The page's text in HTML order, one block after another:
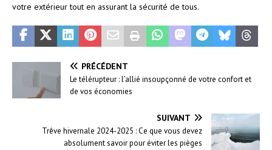
votre extérieur tout en assurant la sécurité de tous.
PRÉCÉDENT
Le télérupteur : l’allié insoupçonné de votre confort et
de vos économies
SUIVANT
Trêve hivernale 2024-2025 : Ce que vous devez
absolument savoir pour éviter les pièges